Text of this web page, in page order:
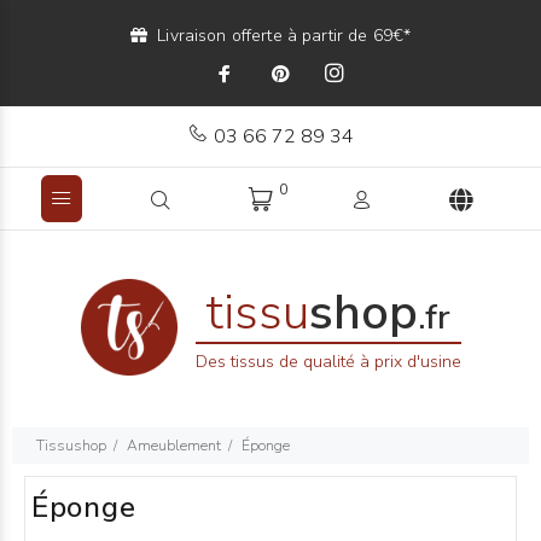
Livraison offerte à partir de 69€*
03 66 72 89 34
0
tissushop.fr
Des tissus de qualité à prix d'usine
Tissushop Ameublement Éponge
Éponge